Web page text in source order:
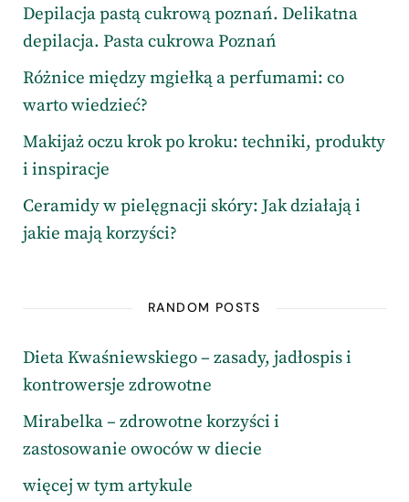
Depilacja pastą cukrową poznań. Delikatna
depilacja. Pasta cukrowa Poznań
Różnice między mgiełką a perfumami: co
warto wiedzieć?
Makijaż oczu krok po kroku: techniki, produkty
i inspiracje
Ceramidy w pielęgnacji skóry: Jak działają i
jakie mają korzyści?
RANDOM POSTS
Dieta Kwaśniewskiego – zasady, jadłospis i
kontrowersje zdrowotne
Mirabelka – zdrowotne korzyści i
zastosowanie owoców w diecie
więcej w tym artykule